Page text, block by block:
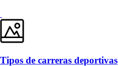
Tipos de carreras deportivas